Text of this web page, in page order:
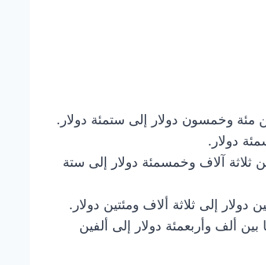
مئة وخمسون دولار إلى ستمئة دولار.
دولار.
ثلاثة آلاف وخمسمئة دولار إلى ستة
دولار إلى ثلاثة ألاف ومئتين دولار.
بين ألف وأربعمئة دولار إلى ألفين